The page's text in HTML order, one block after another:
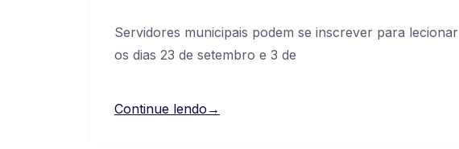
Servidores municipais podem se inscrever para
os dias 23 de setembro e 3 de
Continue lendo→